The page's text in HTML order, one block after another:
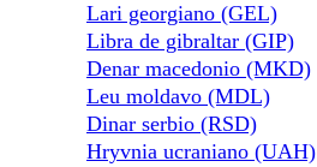
Lari georgiano (GEL)
Libra de gibraltar (GIP)
Denar macedonio (MKD)
Leu moldavo (MDL)
Dinar serbio (RSD)
Hryvnia ucraniano (UAH)